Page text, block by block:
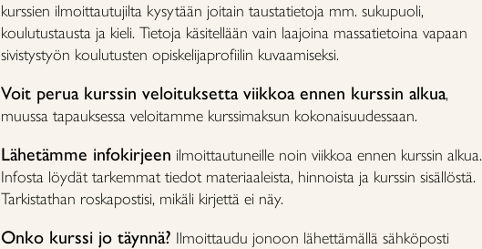
kurssien ilmoittautujilta kysytään joitain taustatietoja mm. sukupuoli,
koulutustausta ja kieli. Tietoja käsitellään vain laajoina massatietoina vapaan
sivistystyön koulutusten opiskelijaprofiilin kuvaamiseksi.
Voit perua kurssin veloituksetta viikkoa ennen kurssin alkua,
muussa tapauksessa veloitamme kurssimaksun kokonaisuudessaan.
Lähetämme infokirjeen ilmoittautuneille noin viikkoa ennen kurssin alkua.
Infosta löydät tarkemmat tiedot materiaaleista, hinnoista ja kurssin sisällöstä.
Tarkistathan roskapostisi, mikäli kirjettä ei näy.
Onko kurssi jo täynnä? Ilmoittaudu jonoon lähettämällä sähköposti